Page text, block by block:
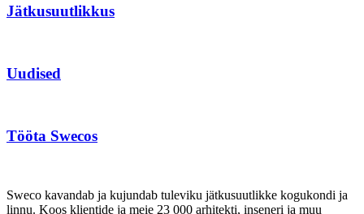
Jätkusuutlikkus
Uudised
Tööta Swecos
Sweco kavandab ja kujundab tuleviku jätkusuutlikke kogukondi ja
linnu. Koos klientide ja meie 23 000 arhitekti, inseneri ja muu